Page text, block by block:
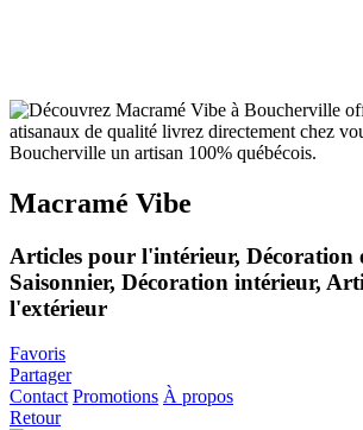
Macramé Vibe
Articles pour l'intérieur, Décoration
Saisonnier, Décoration intérieur,
l'extérieur
Favoris
Partager
Contact Promotions À propos
Retour